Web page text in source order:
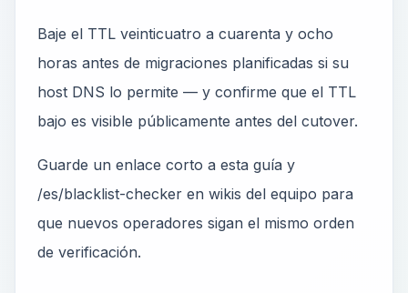
Baje el TTL veinticuatro a cuarenta y ocho
horas antes de migraciones planificadas si su
host DNS lo permite — y confirme que el TTL
bajo es visible públicamente antes del cutover.
Guarde un enlace corto a esta guía y
/es/blacklist-checker en wikis del equipo para
que nuevos operadores sigan el mismo orden
de verificación.